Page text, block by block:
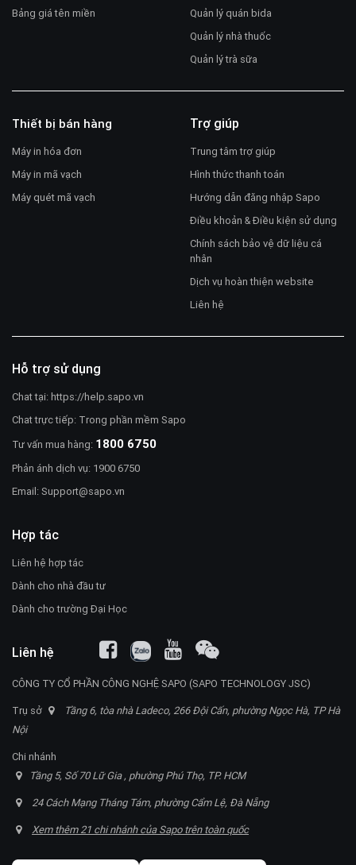
Bảng giá tên miền
Quản lý quán bida
Quản lý nhà thuốc
Quản lý trà sữa
Thiết bị bán hàng
Máy in hóa đơn
Máy in mã vạch
Máy quét mã vạch
Trợ giúp
Trung tâm trợ giúp
Hình thức thanh toán
Hướng dẫn đăng nhập Sapo
Điều khoản & Điều kiện sử dụng
Chính sách bảo vệ dữ liệu cá
nhân
Dịch vụ hoàn thiện website
Liên hệ
Hỗ trợ sử dụng
Chat tại:https://help.sapo.vn
Chat trực tiếp: Trong phần mềm Sapo
Tư vấn mua hàng: 1800 6750
Phản ánh dịch vụ: 1900 6750
Email:Support@sapo.vn
Hợp tác
Liên hệ hợp tác
Dành cho nhà đầu tư
Dành cho trường Đại Học
Liên hệ
CÔNG TY CỔ PHẦN CÔNG NGHỆ SAPO (SAPO TECHNOLOGY JSC)
Trụ sở
Tầng 6, tòa nhà Ladeco, 266 Đội Cấn, phường Ngọc Hà, TP Hà
Nội
Chi nhánh
Tầng 5, Số 70 Lữ Gia , phường Phú Thọ, TP. HCM
24 Cách Mạng Tháng Tám, phường Cẩm Lệ, Đà Nẵng
Xem thêm 21 chi nhánh của Sapo trên toàn quốc